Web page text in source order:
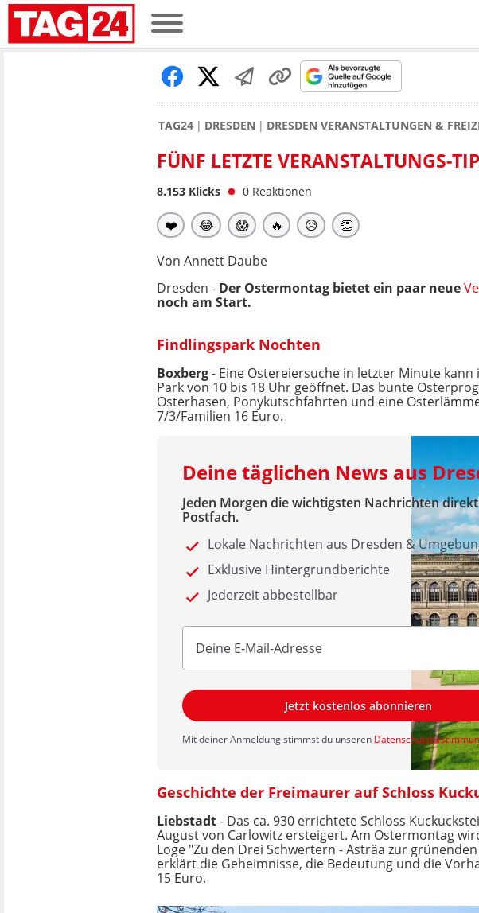
TAG24 DRESDEN DRESDEN VERANSTALTUNGEN &
FÜNF LETZTE VERANSTALTUNGS-
8.153 Klicks 0 Reaktionen
❤️ 😂 😱 🔥 😥 👏
Von Annett Daube
Dresden - Der Ostermontag bietet ein paar neue
noch am Start.
Findlingspark Nochten
Boxberg- Eine Ostereiersuche in letzter Minute
Park von 10 bis 18 Uhr geöffnet. Das bunte
Osterhasen, Ponykutschfahrten und eine
7/3/Familien 16 Euro.
Deine täglichen News aus
Jeden Morgen die wichtigsten Nachrichten
Postfach.
Lokale Nachrichten aus Dresden &
Exklusive Hintergrundberichte
Jederzeit abbestellbar
Jetzt kostenlos abonnieren
Mit deiner Anmeldung stimmst du unseren
Geschichte der Freimaurer auf Schloss
Liebstadt- Das ca. 930 errichtete Schloss
August von Carlowitz ersteigert. Am Ostermontag
Loge "Zu den Drei Schwertern - Asträa zur
erklärt die Geheimnisse, die Bedeutung und die
15 Euro.